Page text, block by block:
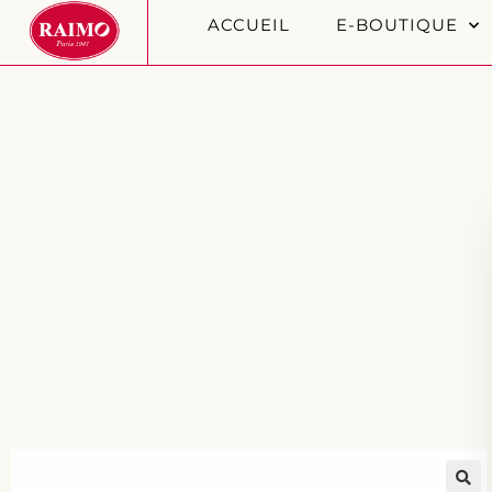
ACCUEIL E-BOUTIQUE